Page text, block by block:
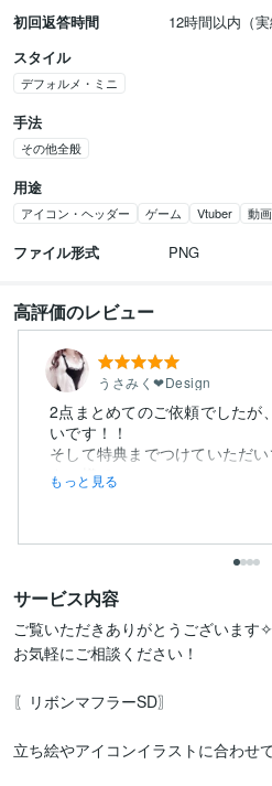
初回返答時間
12時間以内（実
スタイル
デフォルメ・ミニ
手法
その他全般
用途
アイコン・ヘッダー ゲーム Vtuber 動
ファイル形式 PNG
高評価のレビュー
うさみく‪‪❤︎‬Design
2点まとめてのご依頼でしたが
いです！！
そして特典までつけていただ
ター様で...
もっと見る
サービス内容
ご覧いただきありがとうございます
お気軽にご相談ください！
〖リボンマフラーSD〗
立ち絵やアイコンイラストに合わせ